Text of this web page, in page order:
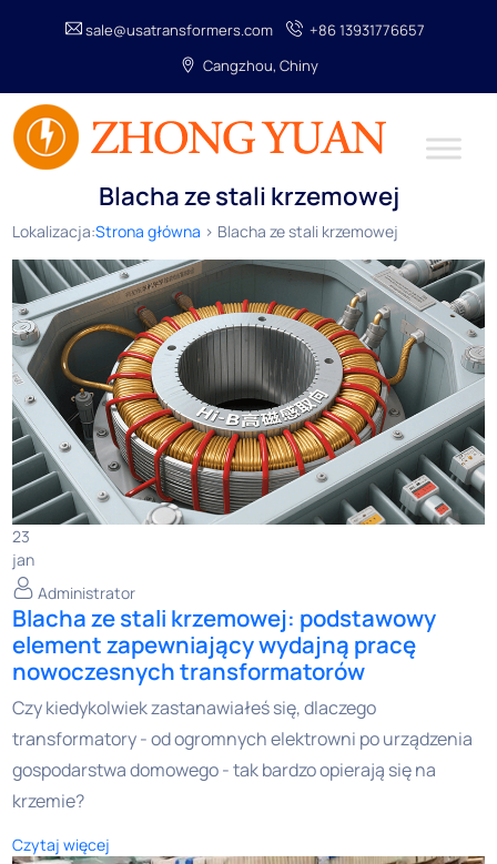
sale@usatransformers.com
+86 13931776657
Cangzhou, Chiny
Blacha ze stali krzemowej
Lokalizacja:Strona główna > Blacha ze stali krzemowej
23
jan
Administrator
Blacha ze stali krzemowej: podstawowy
element zapewniający wydajną pracę
nowoczesnych transformatorów
Czy kiedykolwiek zastanawiałeś się, dlaczego
transformatory - od ogromnych elektrowni po urządzenia
gospodarstwa domowego - tak bardzo opierają się na
krzemie?
Czytaj więcej